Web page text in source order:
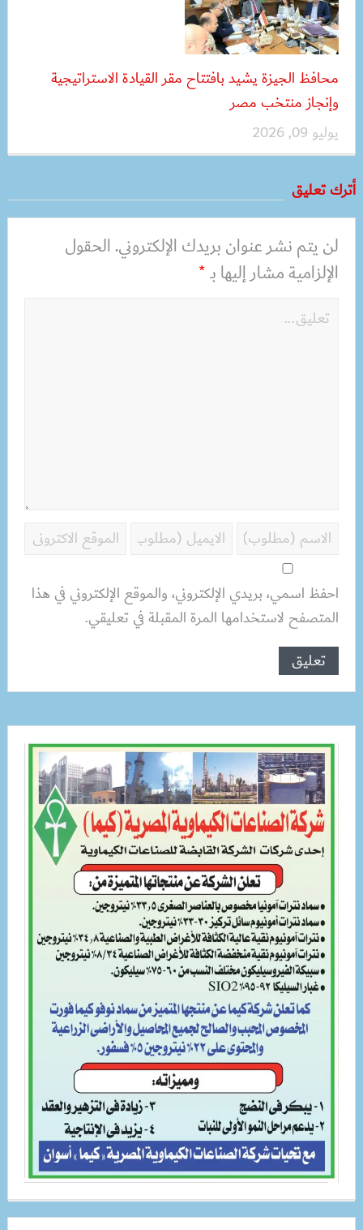
محافظ الجيزة يشيد بافتتاح مقر القيادة الاستراتيجية
وإنجاز منتخب مصر
يوليو 09, 2026
أترك تعليق
لن يتم نشر عنوان بريدك الإلكتروني.الحقول
الإلزامية مشار إليها بـ*
احفظ اسمي، بريدي الإلكتروني، والموقع الإلكتروني في هذا
المتصفح لاستخدامها المرة المقبلة في تعليقي.